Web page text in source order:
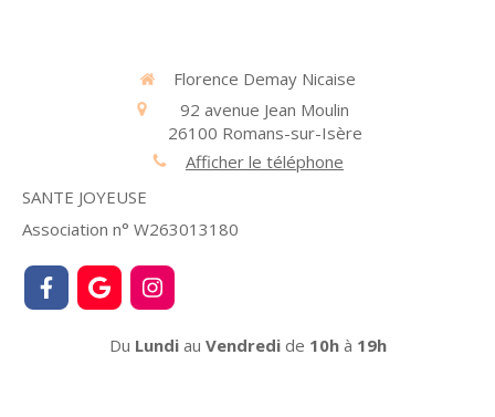
Florence Demay Nicaise
92 avenue Jean Moulin
26100 Romans-sur-Isère
Afficher le téléphone
SANTE JOYEUSE
Association n° W263013180
Du Lundiau Vendredide 10hà 19h